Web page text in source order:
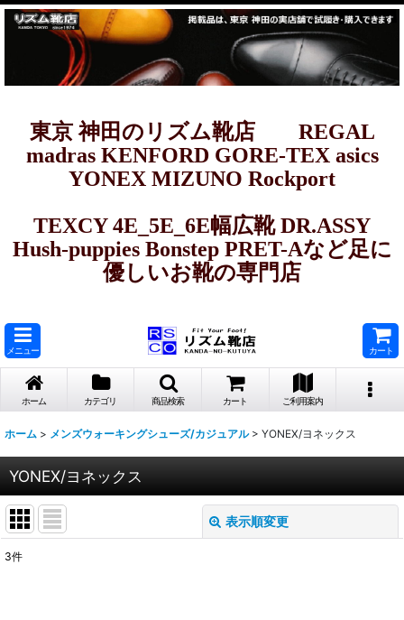
東京 神田のリズム靴店 REGAL
madras KENFORD GORE-TEX asics
YONEX MIZUNO Rockport
TEXCY 4E_5E_6E幅広靴 DR.ASSY
Hush-puppies Bonstep PRET-Aなど足に
優しいお靴の専門店
メニュー カート
ホーム カテゴリ 商品検索 カート ご利用案内
ホーム > メンズウォーキングシューズ/カジュアル > YONEX/ヨネックス
YONEX/ヨネックス
表示順変更
3件